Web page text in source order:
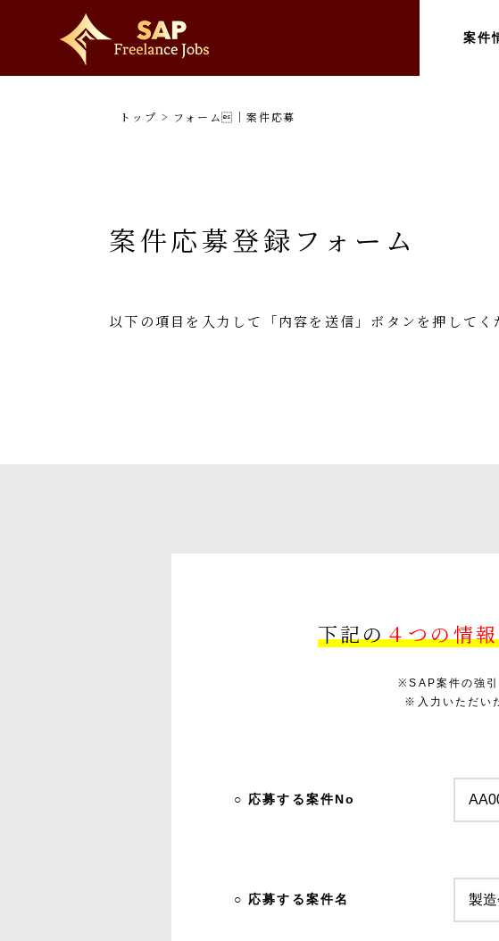
案件
トップ > フォーム｜案件応募
案件応募登録フォーム
以下の項目を入力して「内容を送信」ボタンを押してく
下記の４つの情報
※SAP案件の強引
※入力いただい
○ 応募する案件No
○ 応募する案件名